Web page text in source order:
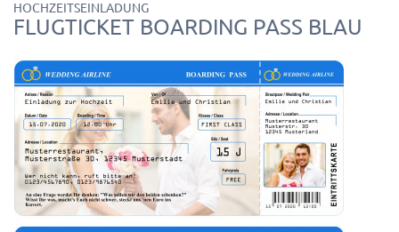
HOCHZEITSEINLADUNG
FLUGTICKET BOARDING PASS BLAU